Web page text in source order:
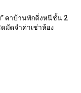
” คาบ้านพักดิ่งหนีชั้น 2
มัดจำค่าเช่าห้อง